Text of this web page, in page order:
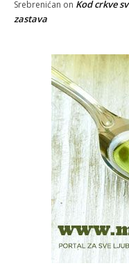
Srebrenićan on Kod crkve
zastava